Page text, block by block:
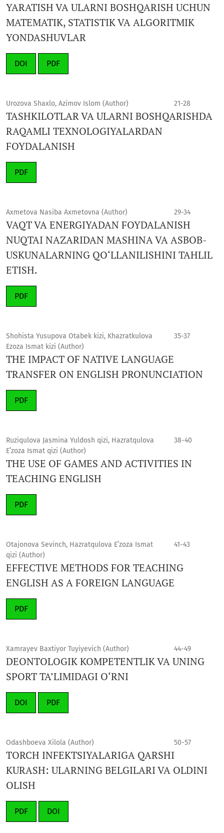
YARATISH VA ULARNI BOSHQARISH UCHUN
MATEMATIK, STATISTIK VA ALGORITMIK
YONDASHUVLAR
DOI PDF
Urozova Shaxlo, Azimov Islom (Author) 21-28
TASHKILOTLAR VA ULARNI BOSHQARISHDA
RAQAMLI TEXNOLOGIYALARDAN
FOYDALANISH
PDF
Axmetova Nasiba Axmetovna (Author) 29-34
VAQT VA ENERGIYADAN FOYDALANISH
NUQTAI NAZARIDAN MASHINA VA ASBOB-
USKUNALARNING QO‘LLANILISHINI TAHLIL
ETISH.
PDF
Shohista Yusupova Otabek kizi, Khazratkulova
Ezoza Ismat kizi (Author)
35-37
THE IMPACT OF NATIVE LANGUAGE
TRANSFER ON ENGLISH PRONUNCIATION
PDF
Ruziqulova Jasmina Yuldosh qizi, Hazratqulova
E’zoza Ismat qizi (Author)
38-40
THE USE OF GAMES AND ACTIVITIES IN
TEACHING ENGLISH
PDF
Otajonova Sevinch, Hazratqulova E’zoza Ismat
qizi (Author)
41-43
EFFECTIVE METHODS FOR TEACHING
ENGLISH AS A FOREIGN LANGUAGE
PDF
Xamrayev Baxtiyor Tuyiyevich (Author) 44-49
DEONTOLOGIK KOMPETENTLIK VA UNING
SPORT TA’LIMIDAGI O‘RNI
DOI PDF
Odashboeva Xilola (Author) 50-57
TORCH INFEKTSIYALARIGA QARSHI
KURASH: ULARNING BELGILARI VA OLDINI
OLISH
PDF DOI